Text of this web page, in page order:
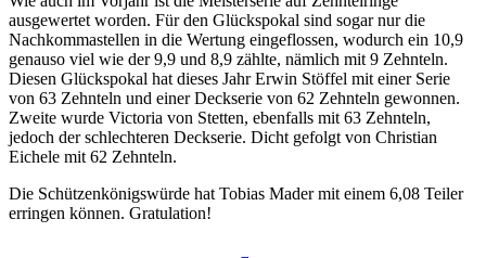
ausgewertet worden. Für den Glückspokal sind sogar nur die
Nachkommastellen in die Wertung eingeflossen, wodurch ein 10,9
genauso viel wie der 9,9 und 8,9 zählte, nämlich mit 9 Zehnteln.
Diesen Glückspokal hat dieses Jahr Erwin Stöffel mit einer Serie
von 63 Zehnteln und einer Deckserie von 62 Zehnteln gewonnen.
Zweite wurde Victoria von Stetten, ebenfalls mit 63 Zehnteln,
jedoch der schlechteren Deckserie. Dicht gefolgt von Christian
Eichele mit 62 Zehnteln.
Die Schützenkönigswürde hat Tobias Mader mit einem 6,08 Teiler
erringen können. Gratulation!